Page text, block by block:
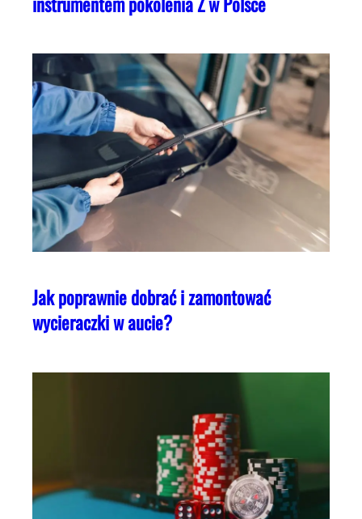
Jak poprawnie dobrać i zamontować
wycieraczki w aucie?